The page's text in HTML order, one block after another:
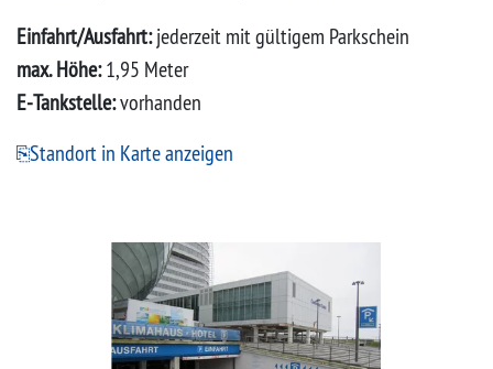
Einfahrt/Ausfahrt:jederzeit mit gültigem Parkschein
max. Höhe:1,95 Meter
E-Tankstelle:vorhanden
Standort in Karte anzeigen